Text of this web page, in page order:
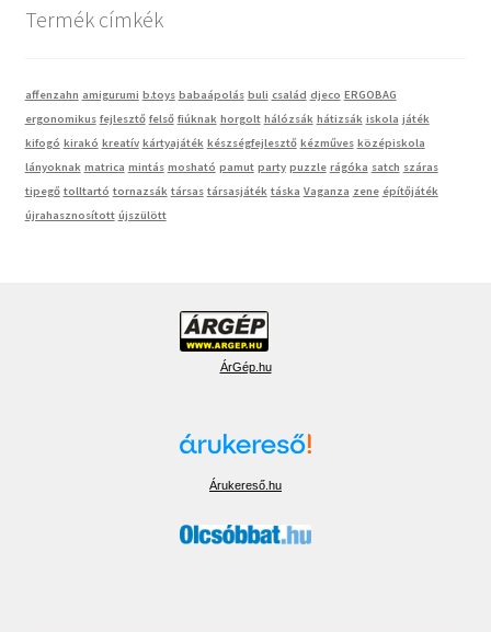
Termék címkék
affenzahn amigurumi b.toys babaápolás buli család djeco ERGOBAG
ergonomikus fejlesztő felső fiúknak horgolt hálózsák hátizsák iskola játék
kifogó kirakó kreatív kártyajáték készségfejlesztő kézműves középiskola
lányoknak matrica mintás mosható pamut party puzzle rágóka satch száras
tipegő tolltartó tornazsák társas társasjáték táska Vaganza zene építőjáték
újrahasznosított újszülött
ÁrGép.hu
Árukereső.hu